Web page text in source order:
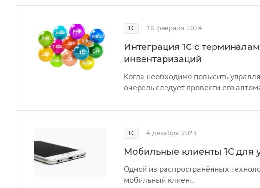
1С 16 февраля 2024
Интеграция 1С с
инвентаризаций
Когда необходимо повысить
очередь следует провести его
1С 4 декабря 2023
Мобильные клиенты 1С для
Одной из распространённых
мобильный клиент.